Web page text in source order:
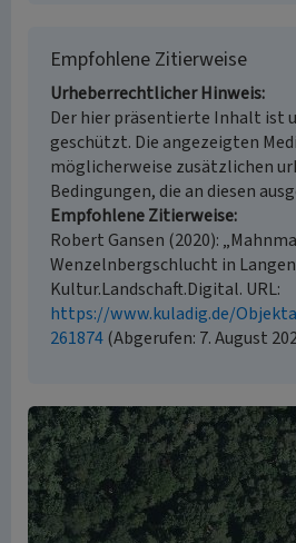
Empfohlene Zitierweise
Urheberrechtlicher Hinweis
Der hier präsentierte Inhalt ist
geschützt. Die angezeigten
möglicherweise zusätzlichen
Bedingungen, die an diesen
Empfohlene Zitierweise
Robert Gansen (2020):
Wenzelnbergschlucht in
Kultur.Landschaft.Digital. URL:
https://www.kuladig.de/
261874(Abgerufen: 7. August